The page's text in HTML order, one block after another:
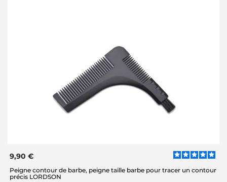
9,90 €
Peigne contour de barbe, peigne taille barbe pour tracer un contour
précis LORDSON